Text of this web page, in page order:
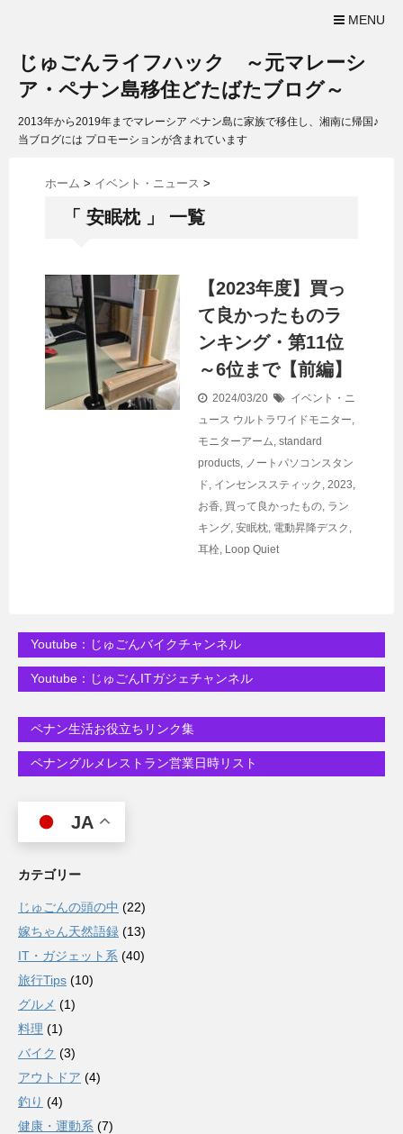
MENU
じゅごんライフハック ～元マレーシ
ア・ペナン島移住どたばたブログ～
2013年から2019年までマレーシア ペナン島に家族で移住し、湘南に帰国♪
当ブログには プロモーションが含まれています
ホーム > イベント・ニュース >
「 安眠枕 」 一覧
【2023年度】買っ
て良かったものラ
ンキング・第11位
～6位まで【前編】
2024/03/20
イベント・ニ
ュース ウルトラワイドモニター,
モニターアーム, standard
products, ノートパソコンスタン
ド, インセンススティック , 2023,
お香, 買って良かったもの, ラン
キング, 安眠枕, 電動昇降デスク ,
耳栓, Loop Quiet
Youtube：じゅごんバイクチャンネル
Youtube：じゅごんITガジェチャンネル
ペナン生活お役立ちリンク集
ペナングルメレストラン営業日時リスト
JA
カテゴリー
じゅごんの頭の中 (22)
嫁ちゃん天然語録 (13)
IT・ガジェット系 (40)
旅行Tips (10)
グルメ (1)
料理 (1)
バイク (3)
アウトドア (4)
釣り (4)
健康・運動系 (7)